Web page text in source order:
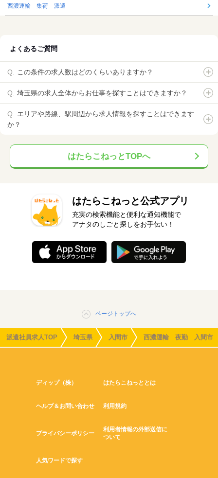
西濃運輸 集荷 派遣
よくあるご質問
この条件の求人数はどのくらいありますか？
埼玉県の求人全体からお仕事を探すことはできますか？
エリアや路線、駅周辺から求人情報を探すことはできます
か？
はたらこねっとTOPへ
はたらこねっと公式アプリ
充実の検索機能と便利な通知機能で
アナタのしごと探しをお手伝い！
ページトップへ
派遣社員求人TOP 埼玉県 入間市 西濃運輸 夜勤 入間市
ディップ（株） はたらこねっととは
ヘルプ＆お問い合わせ 利用規約
プライバシーポリシー
利用者情報の外部送信に
ついて
人気ワードで探す